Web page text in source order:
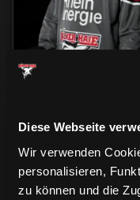
Diese Webseite
Wir verwenden
personalisieren,
zu können und die